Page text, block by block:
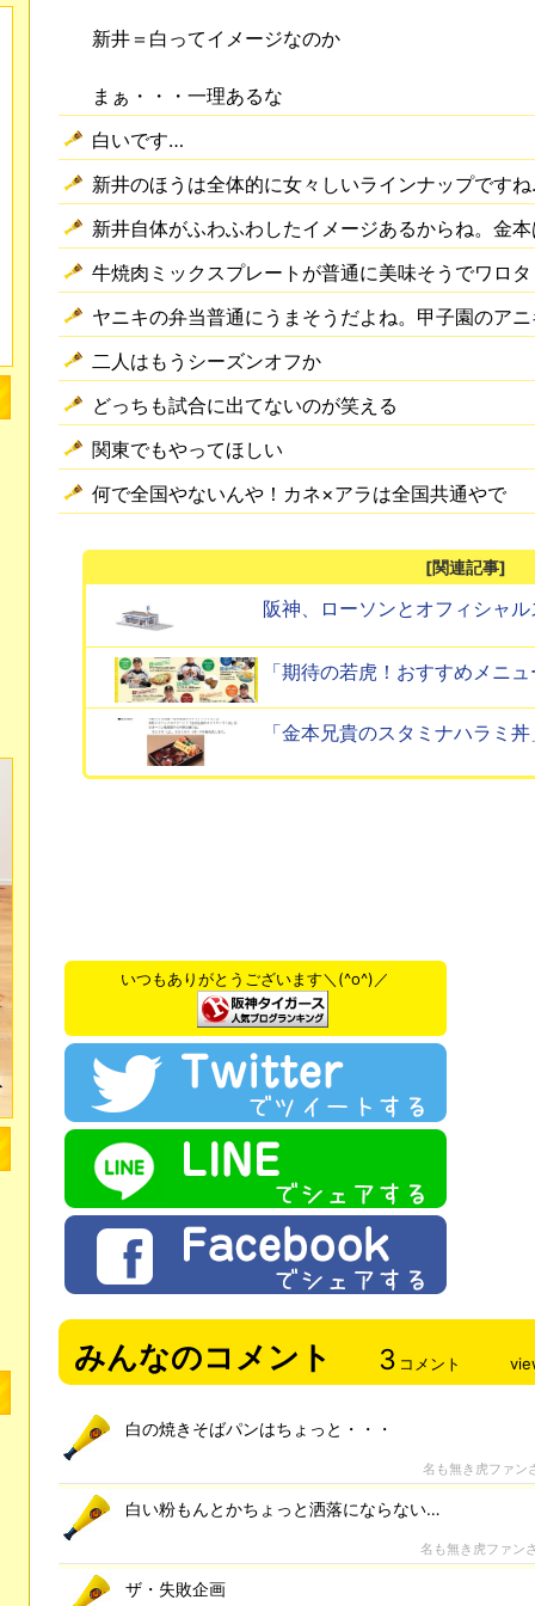
新井＝白ってイメージなのか
まぁ・・・一理あるな
白いです…
新井のほうは全体的に女々しいラインナップです
新井自体がふわふわしたイメージあるからね。金
牛焼肉ミックスプレートが普通に美味そうでワロタ
ヤニキの弁当普通にうまそうだよね。甲子園のア
二人はもうシーズンオフか
どっちも試合に出てないのが笑える
関東でもやってほしい
何で全国やないんや！カネ×アラは全国共通やで
[関連記事]
阪神、ローソンとオフィシャ
「期待の若虎！おすすめメニ
「金本兄貴のスタミナハラミ
いつもありがとうございます＼(^o^)／
みんなのコメント 3 コメント
白の焼きそばパンはちょっと・・・
名も無き虎ファン
白い粉もんとかちょっと洒落にならない…
名も無き虎ファン
ザ・失敗企画